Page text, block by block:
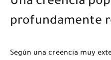
profundamente
Según una creencia muy